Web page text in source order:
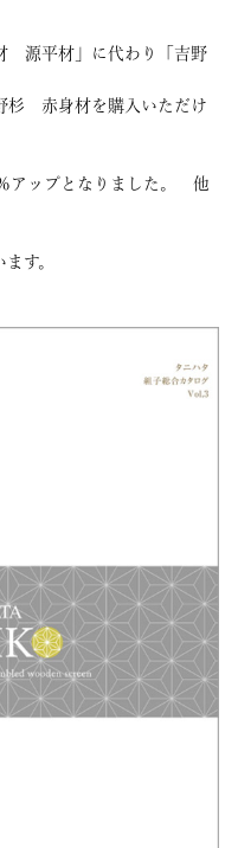
源平材」に代わり「吉野
赤身材を購入いただけ
アップとなりました。 他
す。